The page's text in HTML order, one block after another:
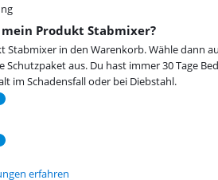
Produkt Stabmixer?
Stabmixer in den Warenkorb. Wähle dann
Schutzpaket aus. Du hast immer 30 Tage
im Schadensfall oder bei Diebstahl.
erfahren